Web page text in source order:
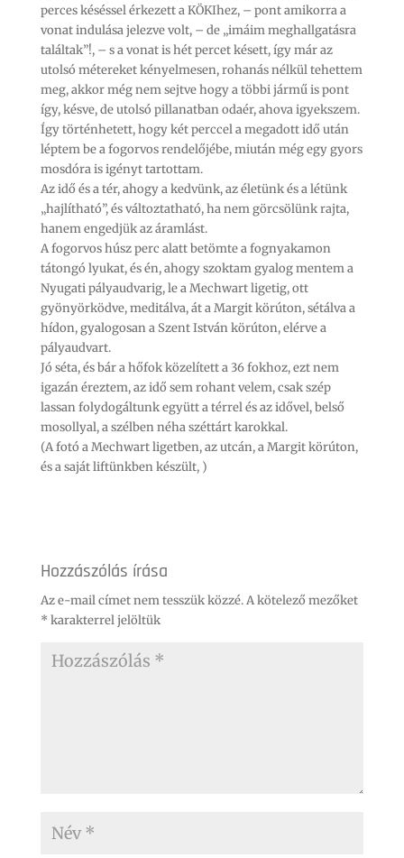
perces késéssel érkezett a KÖKIhez, – pont amikorra a
vonat indulása jelezve volt, – de „imáim meghallgatásra
találtak”!, – s a vonat is hét percet késett, így már az
utolsó métereket kényelmesen, rohanás nélkül tehettem
meg, akkor még nem sejtve hogy a többi jármű is pont
így, késve, de utolsó pillanatban odaér, ahova igyekszem.
Így történhetett, hogy két perccel a megadott idő után
léptem be a fogorvos rendelőjébe, miután még egy gyors
mosdóra is igényt tartottam.
Az idő és a tér, ahogy a kedvünk, az életünk és a létünk
„hajlítható”, és változtatható, ha nem görcsölünk rajta,
hanem engedjük az áramlást.
A fogorvos húsz perc alatt betömte a fognyakamon
tátongó lyukat, és én, ahogy szoktam gyalog mentem a
Nyugati pályaudvarig, le a Mechwart ligetig, ott
gyönyörködve, meditálva, át a Margit körúton, sétálva a
hídon, gyalogosan a Szent István körúton, elérve a
pályaudvart.
Jó séta, és bár a hőfok közelített a 36 fokhoz, ezt nem
igazán éreztem, az idő sem rohant velem, csak szép
lassan folydogáltunk együtt a térrel és az idővel, belső
mosollyal, a szélben néha széttárt karokkal.
(A fotó a Mechwart ligetben, az utcán, a Margit körúton,
és a saját liftünkben készült, )
Hozzászólás írása
Az e-mail címet nem tesszük közzé.A kötelező mezőket
* karakterrel jelöltük